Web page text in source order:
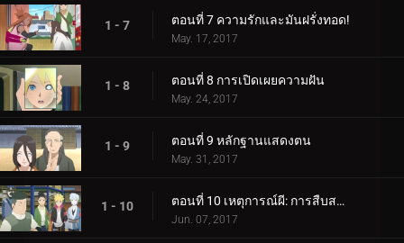
1 - 7 ตอนที่ 7 ความรักและมันฝรั่งทอด!
May. 17, 2017
1 - 8 ตอนที่ 8 การเปิดเผยความฝัน
May. 24, 2017
1 - 9 ตอนที่ 9 หลักฐานแสดงตน
May. 31, 2017
1 - 10 ตอนที่ 10 เหตุการณ์ผี: การสืบสวนเริ่มต้นขึ้น!
Jun. 07, 2017